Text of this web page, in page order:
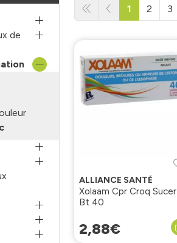
1 2 3
ALLIANCE SANTÉ
Xolaam Cpr Croq Sucer
Bt 40
2,88€
de